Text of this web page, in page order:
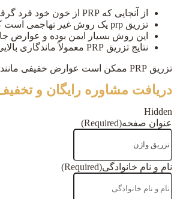
از آنجایی که PRP از خون خود فرد گرفته می‌شود، احتمال بروز واکنش‌های آلرژیک بسیار کم است و یک روش کاملا طبیعی محسوب می‌شود.
تزریق prp یک روش غیر تهاجمی است که بدون بیهوشی انجام می‌شود.
این روش بسیار ایمن بوده و عوارض
نتایج تزریق PRP معمولاً ماندگاری بالایی دارد.
تزریق PRP ممکن است عوارض خفیفی مانند قرمزی، تورم و کبودی در محل تزریق به همراه داشته باشد که موقت هستند و طی چند ساعت برطرف می‌شودند.
دریافت مشاوره رایگان و
Hidden
عنوان صفحه(Required)
نام و نام خانوادگی(Required)